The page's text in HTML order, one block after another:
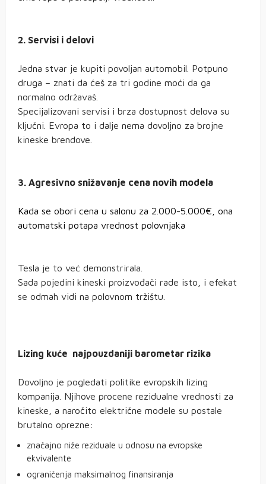
2. Servisi i delovi
Jedna stvar je kupiti povoljan automobil. Potpuno
druga – znati da ćeš za tri godine moći da ga
normalno održavaš.
Specijalizovani servisi i brza dostupnost delova su
ključni. Evropa to i dalje nema dovoljno za brojne
kineske brendove.
3. Agresivno snižavanje cena novih modela
Kada se obori cena u salonu za 2.000-5.000€, ona
automatski potapa vrednost polovnjaka
Tesla je to već demonstrirala.
Sada pojedini kineski proizvođači rade isto, i efekat
se odmah vidi na polovnom tržištu.
Lizing kuće najpouzdaniji barometar rizika
Dovoljno je pogledati politike evropskih lizing
kompanija. Njihove procene rezidualne vrednosti za
kineske, a naročito električne modele su postale
brutalno oprezne:
značajno niže reziduale u odnosu na evropske
ekvivalente
ograničenja maksimalnog finansiranja